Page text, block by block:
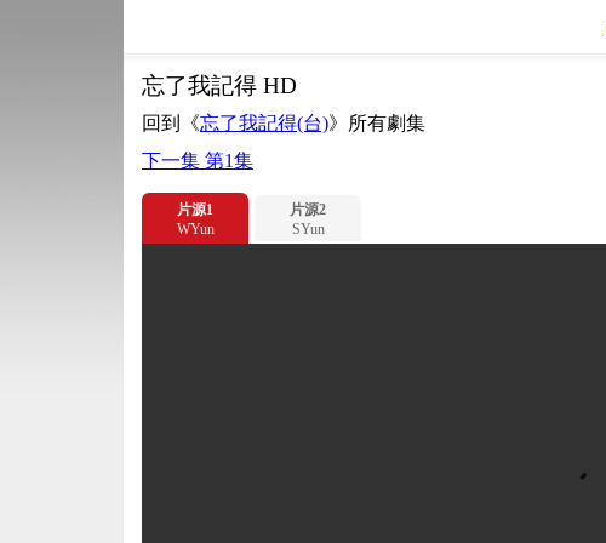
忘了我記得 HD
回到《忘了我記得(台)》所有劇集
下一集 第1集
片源1
WYun
片源2
SYun